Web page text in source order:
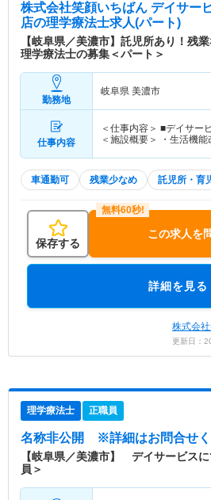
株式会社笑顔いちばん デイサー
店の理学療法士求人(パート)
【岐阜県／美濃市】託児所あり！残
理学療法士の募集＜パート＞
勤務地
岐阜県 美濃市
仕事内容
＜仕事内容＞ ■デイサー
＜施設概要＞ ・生活機
車通勤可 残業少なめ 託児所・育
保存する
この求人を
詳細を見る
株式会
更新日：
理学療法士 正職員
名称非公開 ※詳細はお問合せく
【岐阜県／美濃市】 デイサービス
員＞